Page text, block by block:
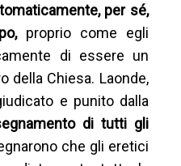
per sé,
proprio come egli
di essere un
della Chiesa. Laonde,
e punito dalla
di tutti gli
che gli eretici